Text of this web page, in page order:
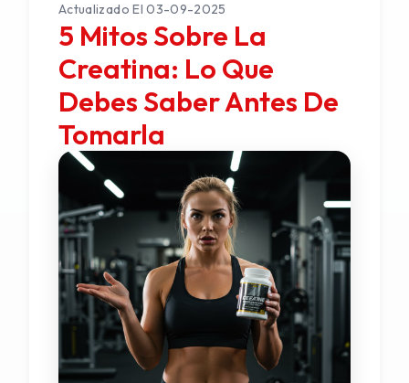
Actualizado El 03-09-2025
5 Mitos Sobre La
Creatina: Lo Que
Debes Saber Antes De
Tomarla